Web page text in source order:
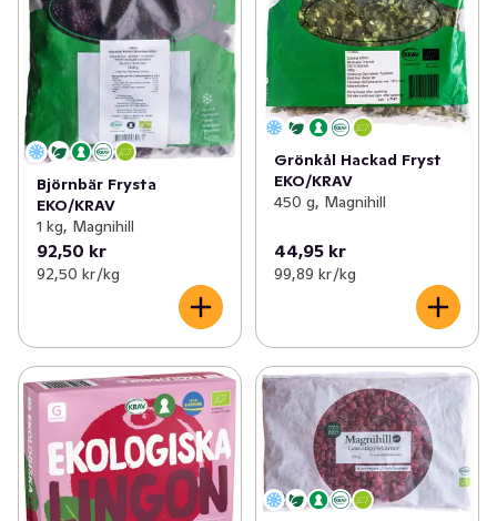
Björnbär Frysta
EKO/KRAV
1 kg, Magnihill
92,50 kr
92,50 kr /kg
Grönkål Hackad Fryst
EKO/KRAV
450 g, Magnihill
44,95 kr
99,89 kr /kg